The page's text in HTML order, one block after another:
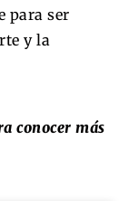
para ser
y la
conocer más